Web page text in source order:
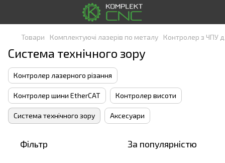
Товари Комплектуючі лазерів по металу Контролер з ЧПУ
Система технічного зору
Контролер лазерного різання
Контролер шини EtherCAT Контролер висоти
Система технічного зору Аксесуари
Фільтр За популярністю